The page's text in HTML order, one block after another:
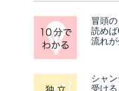
冒頭
読め
流れが
シャ
受け